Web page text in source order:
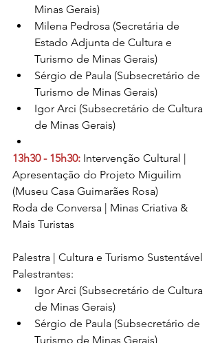
Minas Gerais)
Milena Pedrosa (Secretária de
Estado Adjunta de Cultura e
Turismo de Minas Gerais)
Sérgio de Paula (Subsecretário de
Turismo de Minas Gerais)
Igor Arci (Subsecretário de Cultura
de Minas Gerais)
13h30 - 15h30: Intervenção Cultural |
Apresentação do Projeto Miguilim
(Museu Casa Guimarães Rosa)
Roda de Conversa | Minas Criativa &
Mais Turistas
Palestra | Cultura e Turismo Sustentável
Palestrantes:
Igor Arci (Subsecretário de Cultura
de Minas Gerais)
Sérgio de Paula (Subsecretário de
Turismo de Minas Gerais)